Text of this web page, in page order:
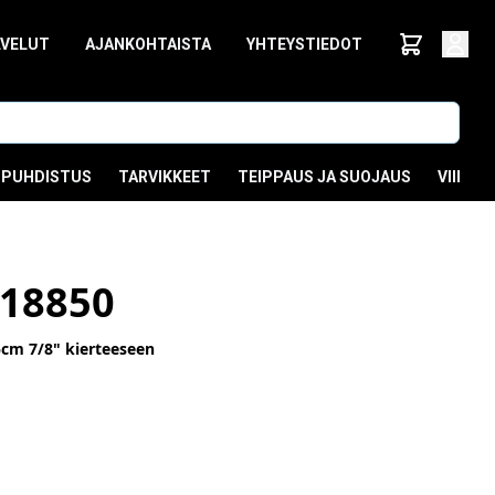
AJANKOHTAISTA YHTEYSTIEDOT
PUHDISTUS TARVIKKEET TEIPPAUS JA SUOJAUS
7/8" kierteeseen